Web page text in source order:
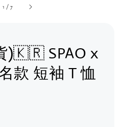
1 /7
)🇰🇷 SPAO x
款 短袖 T 恤